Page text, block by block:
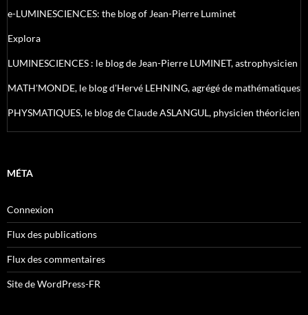
e-LUMINESCIENCES: the blog of Jean-Pierre Luminet
Explora
LUMINESCIENCES : le blog de Jean-Pierre LUMINET, astrophysicien
MATH'MONDE, le blog d'Hervé LEHNING, agrégé de mathématiques
PHYSMATIQUES, le blog de Claude ASLANGUL, physicien théoricien
MÉTA
Connexion
Flux des publications
Flux des commentaires
Site de WordPress-FR